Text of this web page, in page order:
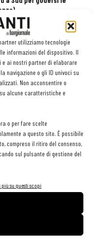
utilizziamo tecnologie
informazioni del dispositivo. Il
e ai nostri partner di elaborare
navigazione o gli ID univoci su
Non acconsentire o
alcune caratteristiche e
o per fare scelte
a questo sito. È possibile
compreso il ritiro del consenso,
sul pulsante di gestione del
più su questi scopi
soluzioni delle aziende